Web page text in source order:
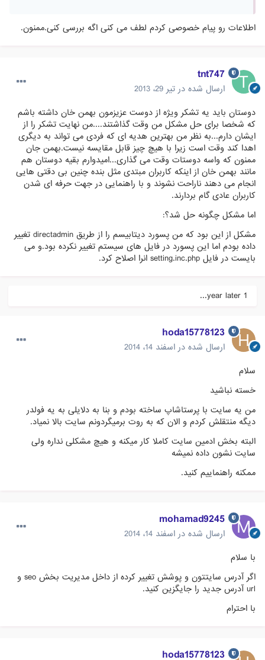
اطلاعات رو پیام خصوصی کردم لطف می کنی اگه بررسی کنی.ممنون.
tnt747
ارسال شده در تیر 29، 2013
دوستان باید یه تشکر ویژه از دوست عزیزمون بهمن خان داشته باشم
که شخصا برای حل مشکل من وقت گذاشتند....من نهایت تشکر را از
ایشان دارم...به نظر من بهترین هدیه ای که فردی می تواند به دیگری
اهدا کند وقت است زیرا با هیچ چیز قابل مقایسه نیست.بهمن جان
ممنون که واسه دوستات وقت می گذاری...امیدوارم بقیه دوستان هم
مانند بهمن خان از اینکه کاربران مبتدی مثل بنده چنین بی دقتی هایی
انجام می دهند ناراحت نشوند و با راهنمایی در جهت حرفه ای شدن
کاربران عادی گام بردارند.
اما مشکل چگونه حل شد؟:
مشکل از این بود که من پسورد دیتابیسم را از طریق directadmin تغییر
داده بودم اما این پسورد در فایل های سیستم تغییر نکرده بود.و می
بایست در فایل setting.inc.php انرا اصلاح کرد.
hoda15778123
ارسال شده در اسفند 14، 2014
سلام
خسته نباشید
من یه سایت با پرستاشاپ ساخته بودم و بنا به دلایلی به یه فولدر
دیگه منتقلش کردم و الان که به روت برمیگردونم سایت بالا نمیاد.
البته بخش ادمین سایت کاملا کار میکنه و هیچ مشکلی نداره ولی
سایت نشون داده نمیشه
ممکنه راهنماییم کنید.
mohamad9245
ارسال شده در اسفند 14، 2014
با سلام
اگر آدرس سایتتون و پوشش تغییر کرده از داخل مدیریت بخش seo و
url آدرس جدید را جایگزین کنید.
با احترام
hoda15778123